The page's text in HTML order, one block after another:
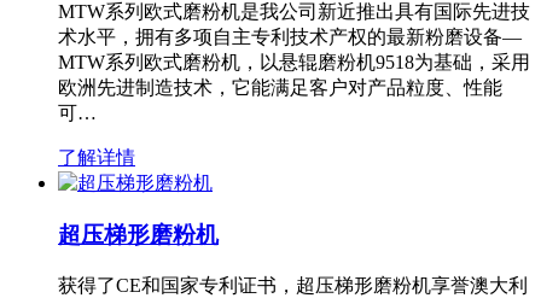
MTW系列欧式磨粉机是我公司新近推出具有国际先进技
术水平，拥有多项自主专利技术产权的最新粉磨设备—
MTW系列欧式磨粉机，以悬辊磨粉机9518为基础，采用
欧洲先进制造技术，它能满足客户对产品粒度、性能
可…
了解详情
超压梯形磨粉机
获得了CE和国家专利证书，超压梯形磨粉机享誉澳大利